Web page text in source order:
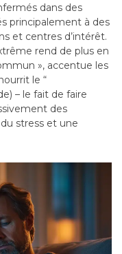
dans des
principalement à des
et centres d’intérêt.
rend de plus en
», accentue les
le “
– le fait de faire
des
stress et une